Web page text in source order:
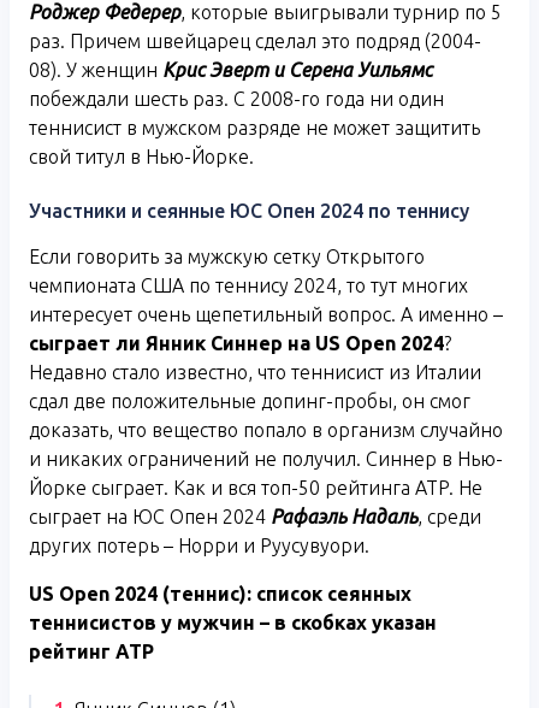
Роджер Федерер, которые выигрывали турнир по 5
раз. Причем швейцарец сделал это подряд (2004-
08). У женщин Крис Эверт и Серена Уильямс
побеждали шесть раз. С 2008-го года ни один
теннисист в мужском разряде не может защитить
свой титул в Нью-Йорке.
Участники и сеянные ЮС Опен 2024 по теннису
Если говорить за мужскую сетку Открытого
чемпионата США по теннису 2024, то тут многих
интересует очень щепетильный вопрос. А именно –
сыграет ли Янник Синнер на US Open 2024?
Недавно стало известно, что теннисист из Италии
сдал две положительные допинг-пробы, он смог
доказать, что вещество попало в организм случайно
и никаких ограничений не получил. Синнер в Нью-
Йорке сыграет. Как и вся топ-50 рейтинга ATP. Не
сыграет на ЮС Опен 2024 Рафаэль Надаль, среди
других потерь – Норри и Руусувуори.
US Open 2024 (теннис): список сеянных
теннисистов у мужчин – в скобках указан
рейтинг ATP